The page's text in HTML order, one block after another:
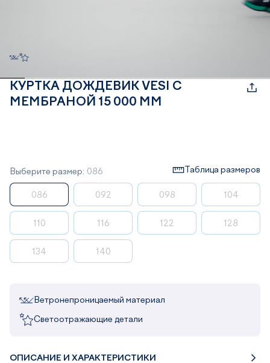
КУРТКА ДОЖДЕВИК VESI С
МЕМБРАНОЙ 15 000 ММ
Выберите размер: 086 Таблица размеров
086 092 098 104
110 116 122 128
134 140
Ветронепроницаемый материал
Светоотражающие детали
ОПИСАНИЕ И ХАРАКТЕРИСТИКИ